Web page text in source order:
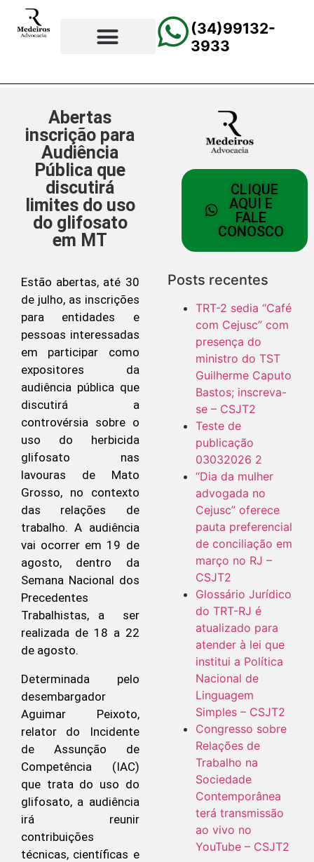
(34)99132-
3933
Abertas
inscrição para
Audiência
Pública que
discutirá
limites do uso
do glifosato
em MT
Estão abertas, até 30
de julho, as inscrições
para entidades e
pessoas interessadas
em participar como
expositores da
audiência pública que
discutirá a
controvérsia sobre o
uso do herbicida
glifosato nas
lavouras de Mato
Grosso, no contexto
das relações de
trabalho. A audiência
vai ocorrer em 19 de
agosto, dentro da
Semana Nacional dos
Precedentes
Trabalhistas, a ser
realizada de 18 a 22
de agosto.
Determinada pelo
desembargador
Aguimar Peixoto,
relator do Incidente
de Assunção de
Competência (IAC)
que trata do uso do
glifosato, a audiência
irá reunir
contribuições
técnicas, científicas e
CLIQUE
AQUI E
FALE
CONOSCO
Posts recentes
TRT-2 sedia “Café
com Cejusc” com
presença do
ministro do TST
Guilherme Caputo
Bastos; inscreva-
se – CSJT2
Teste de
publicação
03032026 2
“Dia da mulher
advogada no
Cejusc” oferece
pauta preferencial
de conciliação em
março no RJ –
CSJT2
Glossário Jurídico
do TRT-RJ é
atualizado para
atender à lei que
institui a Política
Nacional de
Linguagem
Simples – CSJT2
Congresso sobre
Relações de
Trabalho na
Sociedade
Contemporânea
terá transmissão
ao vivo no
YouTube – CSJT2